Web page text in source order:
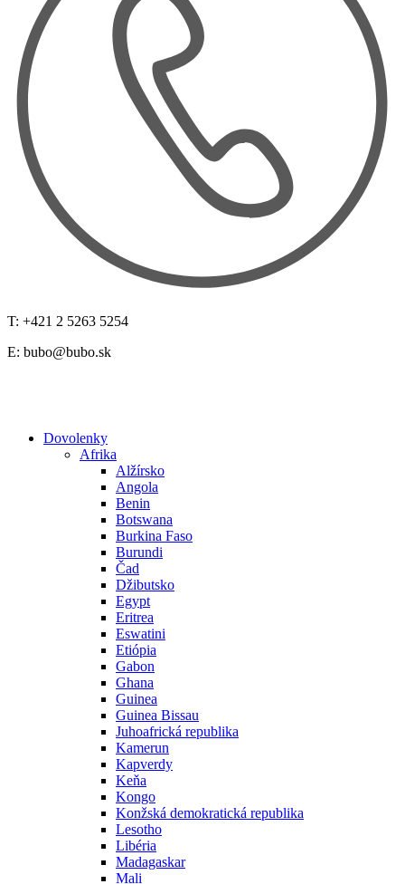
T: +421 2 5263 5254
E: bubo@bubo.sk
Dovolenky
Afrika
Alžírsko
Angola
Benin
Botswana
Burkina Faso
Burundi
Čad
Džibutsko
Egypt
Eritrea
Eswatini
Etiópia
Gabon
Ghana
Guinea
Guinea Bissau
Juhoafrická republika
Kamerun
Kapverdy
Keňa
Kongo
Konžská demokratická republika
Lesotho
Libéria
Madagaskar
Mali